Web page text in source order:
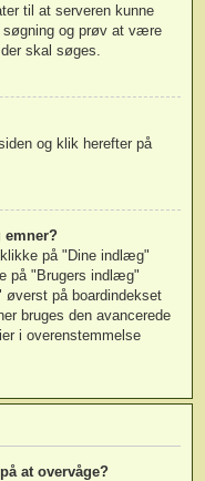
til at serveren kunne
søgning og prøv at være
skal søges.
og klik herefter på
emner?
på "Dine indlæg"
på "Brugers indlæg"
på boardindekset
bruges den avancerede
i overenstemmelse
at overvåge?